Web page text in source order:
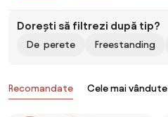
Dorești să filtrezi după tip?
De perete Freestanding
Produse
Recomandate Cele mai vândute